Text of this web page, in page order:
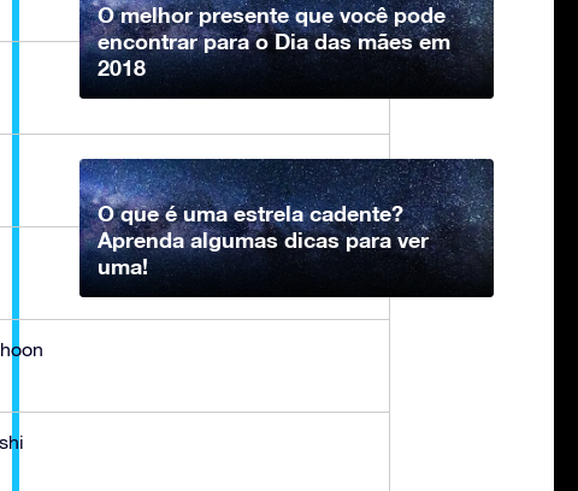
O melhor presente que você pode
encontrar para o Dia das mães em
2018
O que é uma estrela cadente?
Aprenda algumas dicas para ver
uma!